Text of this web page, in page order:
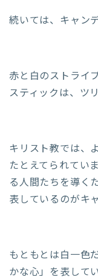
続いては、キャン
赤と白のストライ
スティックは、ツ
キリスト教では、
たとえてられてい
る人間たちを導く
表しているのがキ
もともとは白一色
かな心」を表して